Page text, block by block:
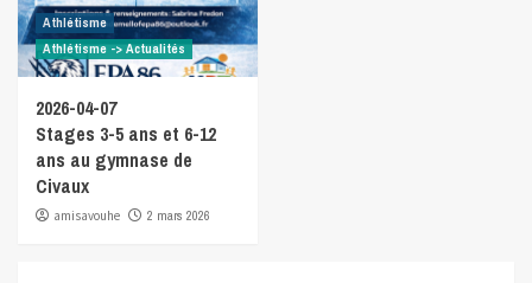
Athlétisme
Athlétisme -> Actualités
2026-04-07
Stages 3-5 ans et 6-12
ans au gymnase de
Civaux
amisavouhe 2 mars 2026